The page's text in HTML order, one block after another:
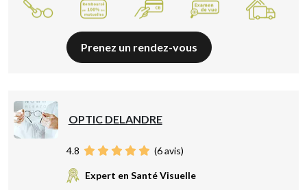
Prenez un rendez-vous
OPTIC DELANDRE
4.8 (6avis)
Expert en Santé Visuelle